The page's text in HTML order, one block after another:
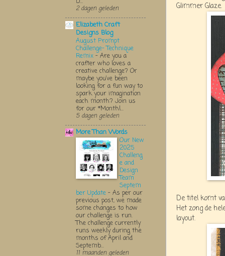
Glimmer Glaze.
De titel komt
Het zong de
layout.
2 dagen geleden
Elizabeth Craft
Designs Blog
August Prompt
Challenge- Technique
Remix - Are you a
crafter who loves a
creative challenge? Or
maybe you’ve been
looking for a fun way to
spark your imagination
each month? Join us
for our *Monthl...
5 dagen geleden
More Than Words
Our New
2025
Challeng
e and
Design
Team
Septem
ber Update - As per our
previous post, we made
some changes to how
our challenge is run.
The challenge currently
runs weekly during the
months of April and
Septemb...
11 maanden geleden